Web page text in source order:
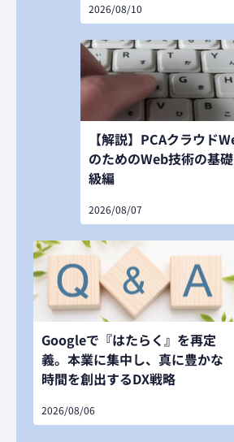
2026/08/10
【解説】PCAクラウド
のためのWeb技術の基
級編
2026/08/07
Googleで『はたらく』を再定
義。本業に集中し、真に豊かな
時間を創出するDX戦略
2026/08/06